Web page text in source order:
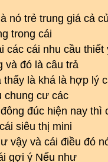
nó trẻ trung giá cả
trong cái
các cái nhu cầu thiết
và đó là câu trả
thấy là khá là hợp lý
chung cư các
đúc hiện nay thì
siêu thị mini
vậy và cái điều đó
gợi ý Nếu như